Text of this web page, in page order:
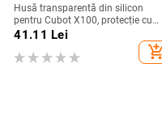
Husă transparentă din silicon
pentru Cubot X100, protecție cu
acoperire totală
41.11 Lei